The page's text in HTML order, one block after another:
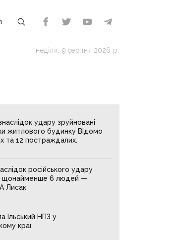
неділя, 9 серпня 2026 р.
удару зруйновані
житлового будинку Відомо
та 12 постраждалих.
російського удару
щонайменше 6 людей —
Лисак
Ільський НПЗ у
краї